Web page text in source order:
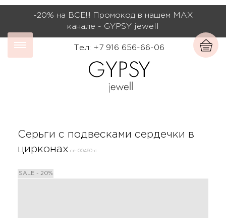
-20% на ВСЕ!!! Промокод в нашем МАХ
канале - GYPSY jewell
Тел: +7 916 656-66-06
Серьги с подвесками сердечки в
цирконах се-00460-с
SALE - 20%